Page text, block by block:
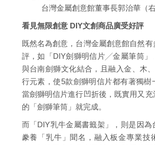
台灣金屬創意館董事長郭治華（右
看見無限創意 DIY文創商品廣受好評
既然名為創意，台灣金屬創意館自然
評，如「DIY劍獅明信片╱金屬筆筒」
與台南劍獅文化結合，且融入金、木
行元素，使5款劍獅明信片都有著獨樹
當劍獅明信片進行凹折後，既實用又充
的「劍獅筆筒」就完成。
而「DIY乳牛金屬書籤架」，則是因為
豢養「乳牛」聞名，融入板金專業技